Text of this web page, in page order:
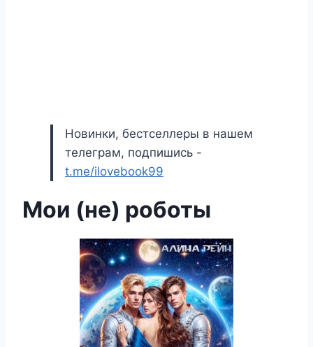
Новинки, бестселлеры в нашем
телеграм, подпишись -
t.me/ilovebook99
Мои (не) роботы